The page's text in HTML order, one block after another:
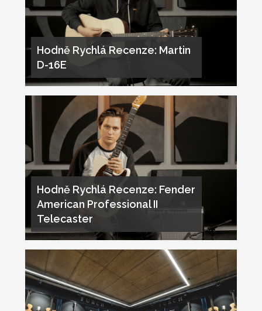
Hodně Rychlá Recenze: Martin
D-16E
Hodně Rychlá Recenze: Fender
American Professional II
Telecaster